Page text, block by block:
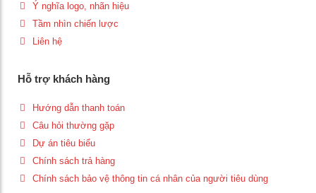
Ý nghĩa logo, nhãn hiệu
Tầm nhìn chiến lược
Liên hệ
Hỗ trợ khách hàng
Hướng dẫn thanh toán
Câu hỏi thường gặp
Dự án tiêu biểu
Chính sách trả hàng
Chính sách bảo vệ thông tin cá nhân của người tiêu dùng